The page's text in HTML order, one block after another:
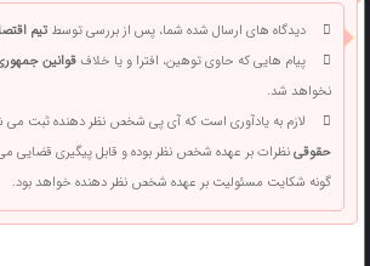
دیدگاه های ارسال شده شما، پس از بررسی توسطتیم
پیام هایی که حاوی توهین، افترا و یا خلافقوانین
نخواهد شد.
لازم به یادآوری است که آی پی شخص نظر دهنده ثبت می
حقوقینظرات بر عهده شخص نظر بوده و قابل پیگیری قضایی
گونه شکایت مسئولیت بر عهده شخص نظر دهنده خواهد بود.